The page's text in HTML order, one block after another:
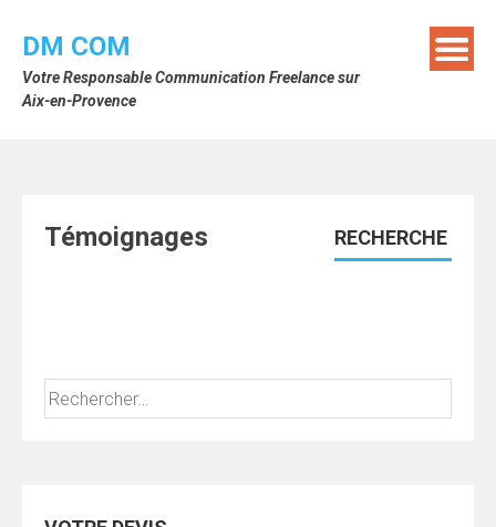
DM COM
Votre Responsable Communication Freelance sur
Aix-en-Provence
Témoignages RECHERCHE
Rechercher :